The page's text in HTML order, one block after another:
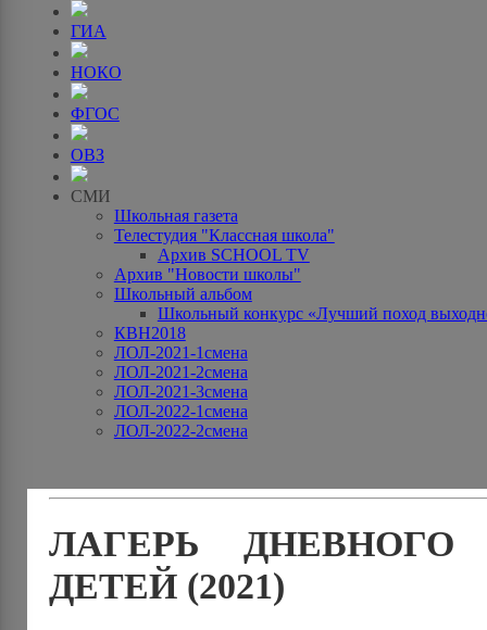
ГИА
НОКО
ФГОС
ОВЗ
СМИ
Школьная газета
Телестудия "Классная школа"
Архив SCHOOL TV
Архив "Новости школы"
Школьный альбом
Школьный конкурс «Лучший поход
КВН2018
ЛОЛ-2021-1смена
ЛОЛ-2021-2смена
ЛОЛ-2021-3смена
ЛОЛ-2022-1смена
ЛОЛ-2022-2смена
ЛАГЕРЬ ДНЕВНОГО
ДЕТЕЙ (2021)